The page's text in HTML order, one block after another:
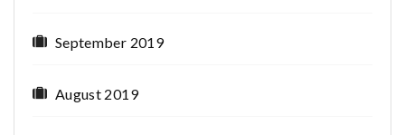
September 2019
August 2019